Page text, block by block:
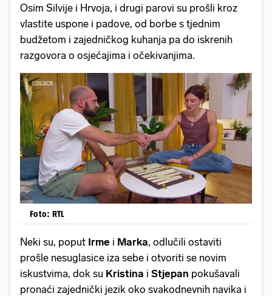
Osim Silvije i Hrvoja, i drugi parovi su prošli kroz
vlastite uspone i padove, od borbe s tjednim
budžetom i zajedničkog kuhanja pa do iskrenih
razgovora o osjećajima i očekivanjima.
Foto: RTL
Neki su, poput Irme i Marka, odlučili ostaviti
prošle nesuglasice iza sebe i otvoriti se novim
iskustvima, dok su Kristina i Stjepan pokušavali
pronaći zajednički jezik oko svakodnevnih navika i